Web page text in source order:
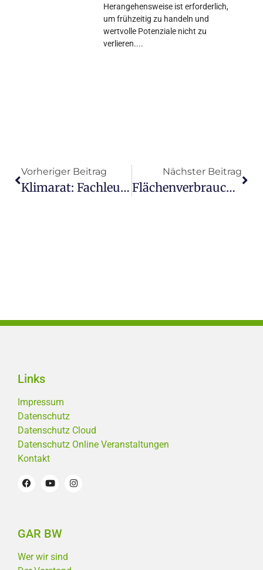
Herangehensweise ist erforderlich,
um frühzeitig zu handeln und
wertvolle Potenziale nicht zu
verlieren.
Vorheriger Beitrag
Klimarat: Fachleute Sollen Fortschritte Beim Klimaschutz Überprüfen
Nächster Beitrag
Flächenverbrauch Reduzieren
Links
Impressum
Datenschutz
Datenschutz Cloud
Datenschutz Online Veranstaltungen
Kontakt
GAR BW
Wer wir sind